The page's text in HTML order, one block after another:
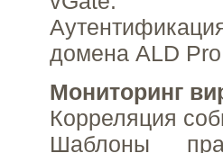
домена ALD
Мониторинг
Корреляция
Шаблоны